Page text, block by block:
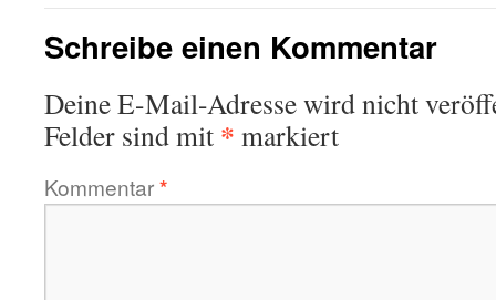
Schreibe einen Kommentar
Deine E-Mail-Adresse wird nicht
Felder sind mit * markiert
Kommentar*